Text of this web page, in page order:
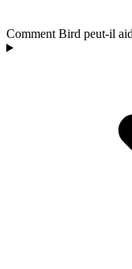
Comment Bird peut-il